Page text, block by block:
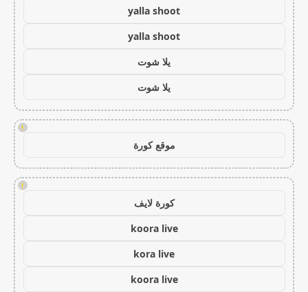
yalla shoot
yalla shoot
يلا شوت
يلا شوت
!
موقع كورة
!
كورة لايف
koora live
kora live
koora live